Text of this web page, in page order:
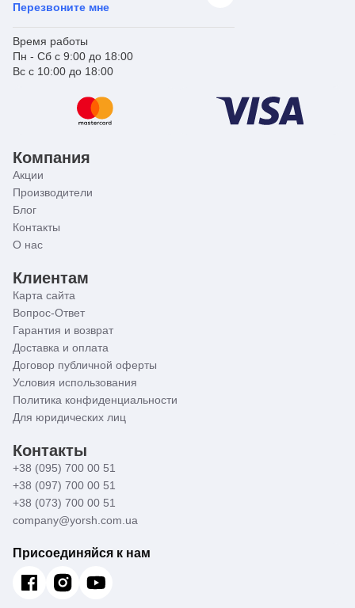
Перезвоните мне
Время работы
Пн - Сб с 9:00 до 18:00
Вс с 10:00 до 18:00
Компания
Акции
Производители
Блог
Контакты
О нас
Клиентам
Карта сайта
Вопрос-Ответ
Гарантия и возврат
Доставка и оплата
Договор публичной оферты
Условия использования
Политика конфиденциальности
Для юридических лиц
Контакты
+38 (095) 700 00 51
+38 (097) 700 00 51
+38 (073) 700 00 51
company@yorsh.com.ua
Присоединяйся к нам